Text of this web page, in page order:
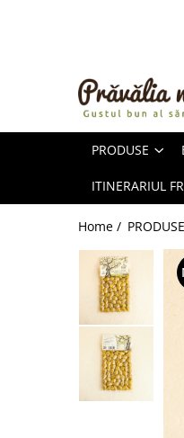
ULEIURI ȘI UNTURI
FRUCTE DESHIDRATATE
ÎNDULCITORI NATURALI /
FRUCTE LA CONSERVĂ
OȚETURI ȘI SOSURI
FĂINĂ FĂRĂ GLUTEN
BĂUTURI / LAPTE VEGETAL
OREZ ȘI CEREALE
PRODUSE
ITINERARIUL
Home /